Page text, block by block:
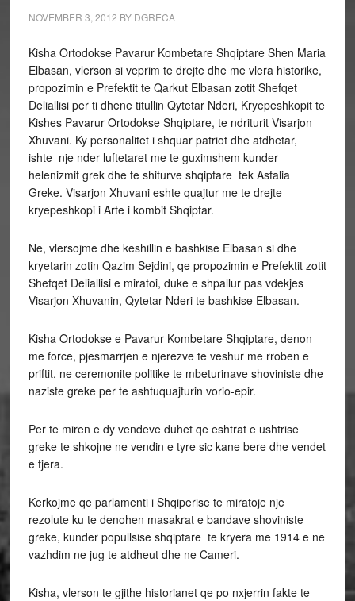
NOVEMBER 3, 2012 BY DGRECA
Kisha Ortodokse Pavarur Kombetare Shqiptare Shen Maria
Elbasan, vlerson si veprim te drejte dhe me vlera historike,
propozimin e Prefektit te Qarkut Elbasan zotit Shefqet
Deliallisi per ti dhene titullin Qytetar Nderi, Kryepeshkopit te
Kishes Pavarur Ortodokse Shqiptare, te ndriturit Visarjon
Xhuvani. Ky personalitet i shquar patriot dhe atdhetar,
ishte nje nder luftetaret me te guximshem kunder
helenizmit grek dhe te shiturve shqiptare tek Asfalia
Greke. Visarjon Xhuvani eshte quajtur me te drejte
kryepeshkopi i Arte i kombit Shqiptar.
Ne, vlersojme dhe keshillin e bashkise Elbasan si dhe
kryetarin zotin Qazim Sejdini, qe propozimin e Prefektit zotit
Shefqet Deliallisi e miratoi, duke e shpallur pas vdekjes
Visarjon Xhuvanin, Qytetar Nderi te bashkise Elbasan.
Kisha Ortodokse e Pavarur Kombetare Shqiptare, denon
me force, pjesmarrjen e njerezve te veshur me rroben e
priftit, ne ceremonite politike te mbeturinave shoviniste dhe
naziste greke per te ashtuquajturin vorio-epir.
Per te miren e dy vendeve duhet qe eshtrat e ushtrise
greke te shkojne ne vendin e tyre sic kane bere dhe vendet
e tjera.
Kerkojme qe parlamenti i Shqiperise te miratoje nje
rezolute ku te denohen masakrat e bandave shoviniste
greke, kunder popullsise shqiptare te kryera me 1914 e ne
vazhdim ne jug te atdheut dhe ne Cameri.
Kisha, vlerson te gjithe historianet qe po nxjerrin fakte te